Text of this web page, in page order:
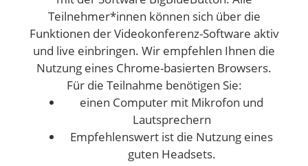
Teilnehmer*innen können sich über die
Funktionen der Videokonferenz-Software aktiv
und live einbringen. Wir empfehlen Ihnen die
Nutzung eines Chrome-basierten Browsers.
Für die Teilnahme benötigen Sie:
einen Computer mit Mikrofon und
Lautsprechern
Empfehlenswert ist die Nutzung eines
guten Headsets.